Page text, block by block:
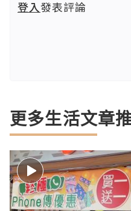
登入發表評論
更多生活文章